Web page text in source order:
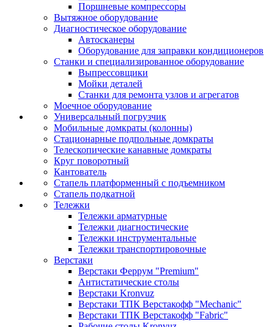
Поршневые компрессоры
Вытяжное оборудование
Диагностическое оборудование
Автосканеры
Оборудование для заправки кондиционеров
Станки и специализированное оборудование
Выпрессовщики
Мойки деталей
Станки для ремонта узлов и агрегатов
Моечное оборудование
Универсальный погрузчик
Мобильные домкраты (колонны)
Стационарные подпольные домкраты
Телескопические канавные домкраты
Круг поворотный
Кантователь
Стапель платформенный с подъемником
Стапель подкатной
Тележки
Тележки арматурные
Тележки диагностические
Тележки инструментальные
Тележки транспортировочные
Верстаки
Верстаки Феррум "Premium"
Антистатические столы
Верстаки Kronvuz
Верстаки ТПК Верстакофф "Mechanic"
Верстаки ТПК Верстакофф "Fabric"